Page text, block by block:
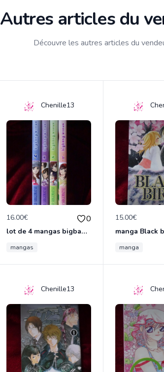
Autres articles du
Découvre les autres articles du
Chenille13
16.00€ 0
lot de 4 mangas bigbang venus
mangas
15.00€
manga Black
manga
Chenille13